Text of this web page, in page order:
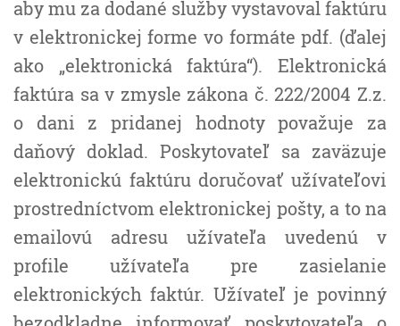
aby mu za dodané služby vystavoval faktúru
v elektronickej forme vo formáte pdf. (ďalej
ako „elektronická faktúra“). Elektronická
faktúra sa v zmysle zákona č. 222/2004 Z.z.
o dani z pridanej hodnoty považuje za
daňový doklad. Poskytovateľ sa zaväzuje
elektronickú faktúru doručovať užívateľovi
prostredníctvom elektronickej pošty, a to na
emailovú adresu užívateľa uvedenú v
profile užívateľa pre zasielanie
elektronických faktúr. Užívateľ je povinný